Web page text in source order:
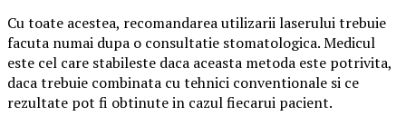
Cu toate acestea, recomandarea utilizarii laserului trebuie
facuta numai dupa o consultatie stomatologica. Medicul
este cel care stabileste daca aceasta metoda este potrivita,
daca trebuie combinata cu tehnici conventionale si ce
rezultate pot fi obtinute in cazul fiecarui pacient.